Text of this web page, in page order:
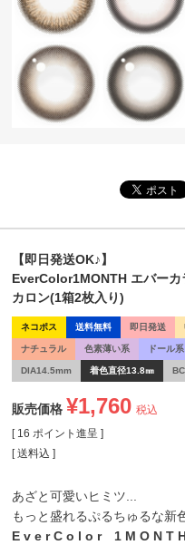
【即日発送OK♪】
EverColor1MONTH エバー
カロン(1箱2枚入り)
ネコポス 送料無料 即日発送
ナチュラル 色素薄い系 ドール系
DIA14.5mm 着色直径13.8㎜
販売価格 ¥1,760 税込
[ 16 ポイント進呈 ]
送料込
あざと可愛いヒミツ...
もっと盛れるぷるちゅるな新
E v e r C o l o r 1 M O N T